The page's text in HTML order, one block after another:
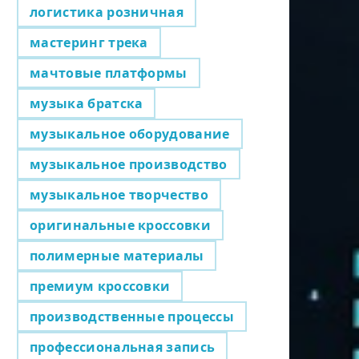
логистика розничная
мастеринг трека
мачтовые платформы
музыка братска
музыкальное оборудование
музыкальное производство
музыкальное творчество
оригинальные кроссовки
полимерные материалы
премиум кроссовки
производственные процессы
профессиональная запись